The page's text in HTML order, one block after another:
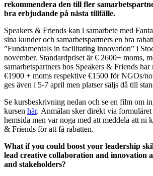
rekommendera den till fler
bra erbjudande på nästa tillfälle.
Speakers & Friends kan i samarbete med
sina kunder och samarbetspartners en bra
”Fundamentals in facilitating innovation” i
november. Standardpriset är € 2600+ moms,
samarbetspartners hos Speakers & Friends
€1900 + moms respektive €1500 för NGOs/
ges även i 5-7 april men platser säljs då till
Se kursbeskrivning nedan och se en film om
kursen här. Anmälan sker direkt via formuläret
hemsida men var noga med att meddela att ni
& Friends för att få rabatten.
What if you could boost your leadership
lead creative collaboration and innovation
and stakeholders?